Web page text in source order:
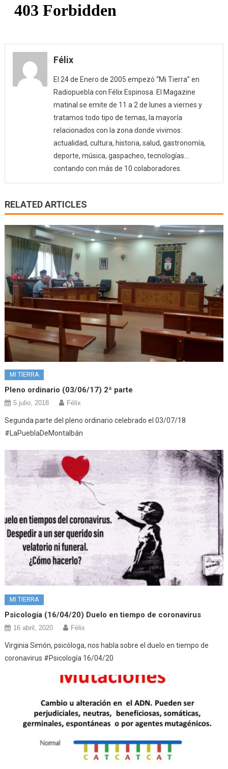
Félix
El 24 de Enero de 2005 empezó “Mi Tierra” en
Radiopuebla con Félix Espinosa. El Magazine
matinal se emite de 11 a 2 de lunes a viernes y
tratamos todo tipo de temas, la mayoría
relacionados con la zona donde vivimos:
actualidad, cultura, historia, salud, gastronomía,
deporte, música, gaspacheo, tecnologías…
contando con más de 10 colaboradores.
RELATED ARTICLES
MI TIERRA
Pleno ordinario (03/06/17) 2ª parte
5 julio, 2018 Félix
Segunda parte del pleno ordinario celebrado el 03/07/18
#LaPueblaDeMontalbán
MI TIERRA
Psicología (16/04/20) Duelo en tiempo de coronavirus
16 abril, 2020 Félix
Virginia Simón, psicóloga, nos habla sobre el duelo en tiempo de
coronavirus #Psicología 16/04/20